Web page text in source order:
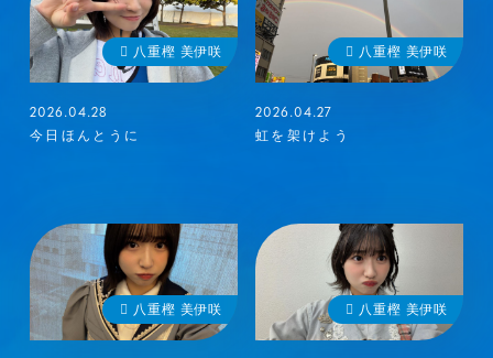
八重樫 美伊咲
2026.04.28
今日ほんとうに
八重樫 美伊咲
2026.04.27
虹を架けよう
八重樫 美伊咲 八重樫 美伊咲